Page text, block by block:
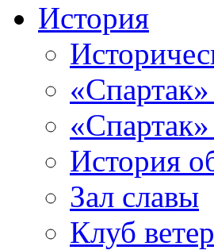
История
История
Зал славы
Клуб